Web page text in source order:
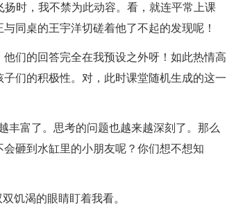
时，我不禁为此动容。看，就连平常上课
同桌的王宇洋切磋着他了不起的发现呢！
们的回答完全在我预设之外呀！如此热情高
们的积极性。对，此时课堂随机生成的这一
富了。思考的问题也越来越深刻了。那么
砸到水缸里的小朋友呢？你们想不想知
渴的眼睛盯着我看。